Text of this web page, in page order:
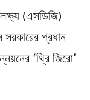
(এসডিজি)
সরকারের প্রধান
‘থ্রি-জিরো’